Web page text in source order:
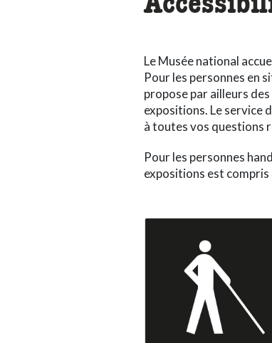
Le Musée national
Pour les personnes en
propose par ailleurs
expositions. Le service
à toutes vos questions
Pour les personnes
expositions est compris